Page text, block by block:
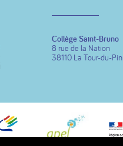
Collège Saint-Bruno
8 rue de la Nation
38110 La Tour-du-Pin